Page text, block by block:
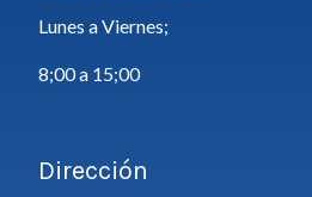
Lunes a Viernes;
8;00 a 15;00
Dirección